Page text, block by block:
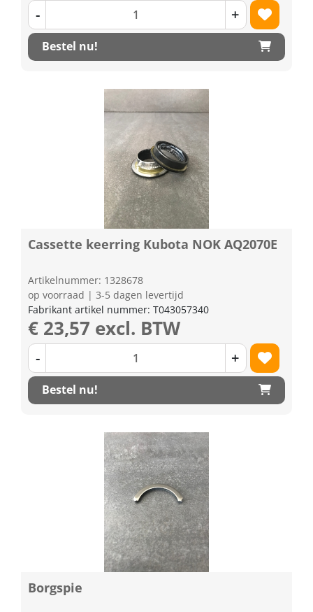
- +
Bestel nu!
Cassette keerring Kubota NOK AQ2070E
Artikelnummer: 1328678
op voorraad | 3-5 dagen levertijd
Fabrikant artikel nummer: T043057340
€ 23,57 excl. BTW
- +
Bestel nu!
Borgspie